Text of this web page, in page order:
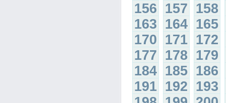
156 157 158
163 164 165
170 171 172
177 178 179
184 185 186
191 192 193